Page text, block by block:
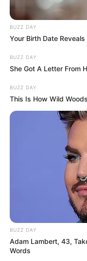
BUZZ DAY
Your Birth Date
BUZZ DAY
She Got A Letter From
BUZZ DAY
This Is How Wild
BUZZ DAY
Adam Lambert, 43,
Words